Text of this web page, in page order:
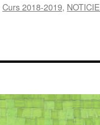
Curs 2018-2019,